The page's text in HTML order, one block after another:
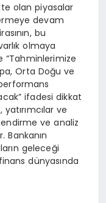
olan piyasalar
devam
bu
olmaya
“Tahminlerimize
Orta Doğu ve
ifadesi dikkat
ve
ve analiz
Bankanın
geleceği
dünyasında